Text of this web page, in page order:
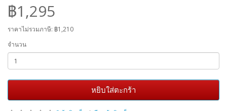
฿1,295
ราคาไม่รวมภาษี: ฿1,210
จำนวน
หยิบใส่ตะกร้า